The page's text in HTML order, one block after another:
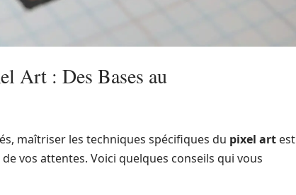
Art : Des Bases au
maîtriser les techniques spécifiques du pixel art est
vos attentes. Voici quelques conseils qui vous